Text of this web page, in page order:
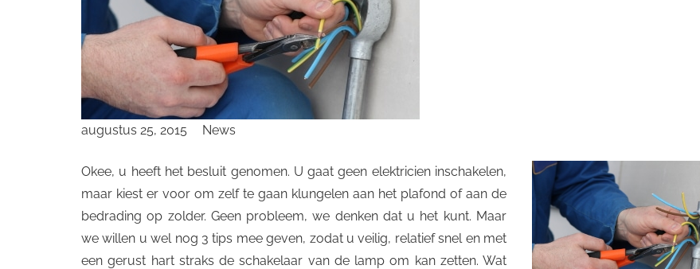
augustus 25, 2015 News
Okee, u heeft het besluit genomen. U gaat geen elektricien inschakelen,
maar kiest er voor om zelf te gaan klungelen aan het plafond of aan de
bedrading op zolder. Geen probleem, we denken dat u het kunt. Maar
we willen u wel nog 3 tips mee geven, zodat u veilig, relatief snel en met
een gerust hart straks de schakelaar van de lamp om kan zetten. Wat